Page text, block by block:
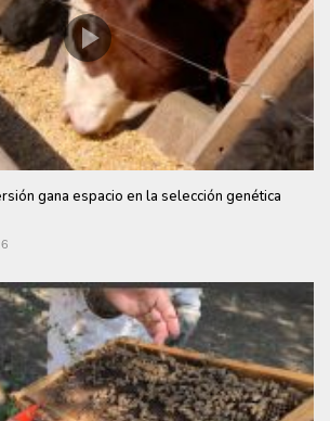
gana espacio en la selección genética